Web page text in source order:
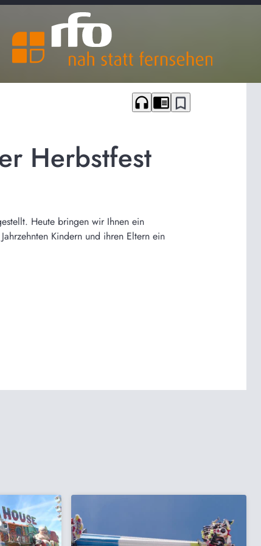
headphones chrome_reader_mode bookmark_border
Herbstfest
Heute bringen wir Ihnen ein
Kindern und ihren Eltern ein